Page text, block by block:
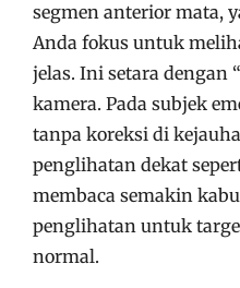
segmen anterior mata,
Anda fokus untuk
jelas. Ini setara dengan
kamera. Pada subjek
tanpa koreksi di
penglihatan dekat
membaca semakin
penglihatan untuk
normal.